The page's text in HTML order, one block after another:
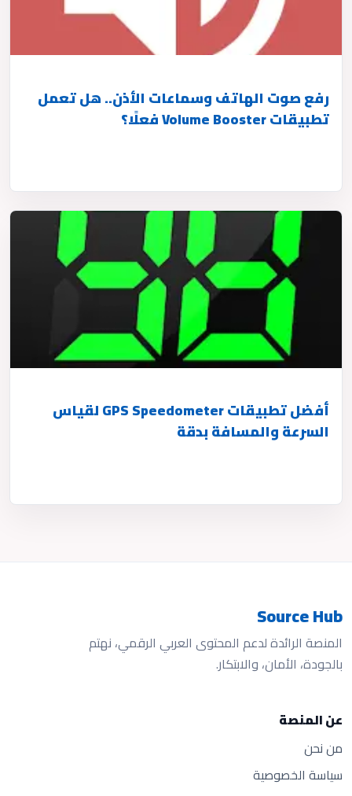
رفع صوت الهاتف وسماعات الأذن.. هل تعمل
تطبيقات Volume Booster فعلًا؟
أفضل تطبيقات GPS Speedometer لقياس
السرعة والمسافة بدقة
Source Hub
المنصة الرائدة لدعم المحتوى العربي الرقمي، نهتم
بالجودة، الأمان، والابتكار.
عن المنصة
من نحن
سياسة الخصوصية